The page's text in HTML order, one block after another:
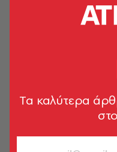
ΟΛΑ ΤΑ
Tα καλύτερα